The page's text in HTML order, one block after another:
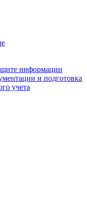
информации
и подготовка
учета